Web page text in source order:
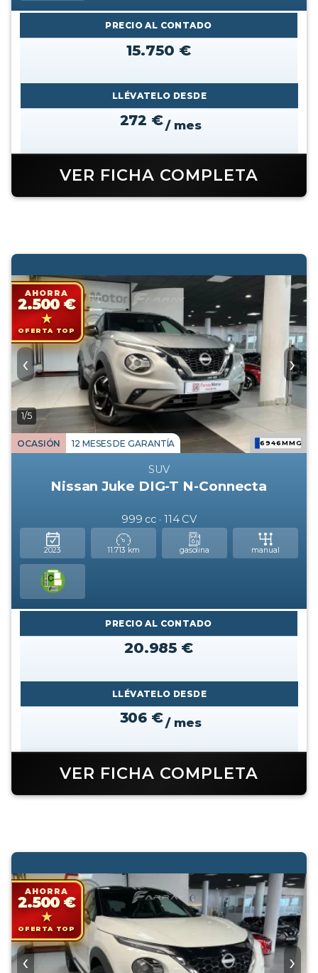
PRECIO AL CONTADO
15.750 €
LLÉVATELO DESDE
272 €/ mes
VER FICHA COMPLETA
‹ ›
AHORRA
2.500 €
OFERTA TOP
1/5
OCASIÓN 12 MESES DE GARANTÍA 6946MMG
SUV
Nissan Juke DIG-T N-Connecta
999 cc · 114 CV
2023 11.713 km gasolina manual
PRECIO AL CONTADO
20.985 €
LLÉVATELO DESDE
306 €/ mes
VER FICHA COMPLETA
‹ ›
AHORRA
2.500 €
OFERTA TOP